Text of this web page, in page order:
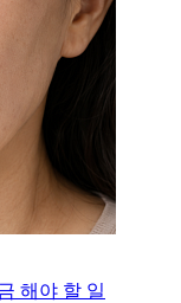
해야 할 일